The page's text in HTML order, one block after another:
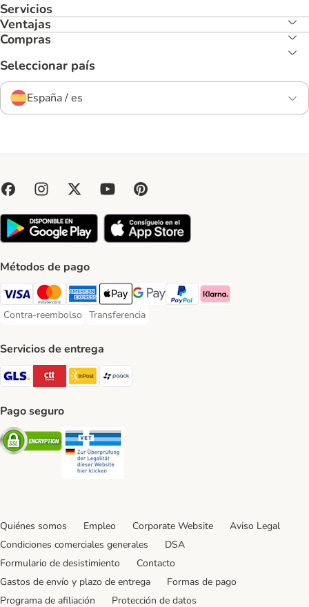
Servicios
Ventajas
Compras
Seleccionar país
España / es
Métodos de pago
Visa Payment Method
Mastercard Payment Method
American Express Payment Method
Apple Pay Payment Method
Google Pay Payment Method
PayPal Payment Method
Klarna Payment Method
Contra-reembolso
Contra-reembolso Payment Method
Transferencia
Transferencia Payment Method
Servicios de entrega
GLS Shipping Method
CTTExpress Shipping Method
InPost Shipping Method
Pago seguro
Security
Quiénes somos Empleo Corporate Website
Aviso Legal
Condiciones comerciales generales
DSA
Formulario de desistimiento
Contacto
Gastos de envío y plazo de entrega
Formas de pago
Programa de afiliación
Protección de datos